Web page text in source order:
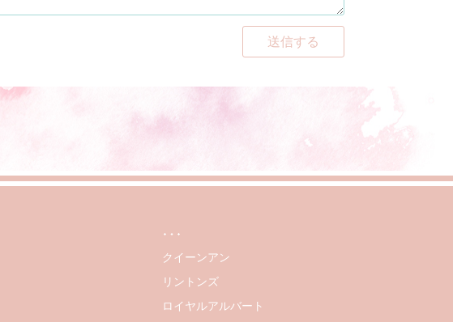
送信する
…
クイーンアン
リントンズ
ロイヤルアルバート